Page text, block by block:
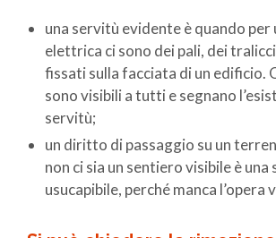
una servitù evidente è quando per
elettrica ci sono dei pali, dei
fissati sulla facciata di un edificio.
sono visibili a tutti e segnano
servitù;
un diritto di passaggio su un
non ci sia un sentiero visibile è una
usucapibile, perché manca l’opera